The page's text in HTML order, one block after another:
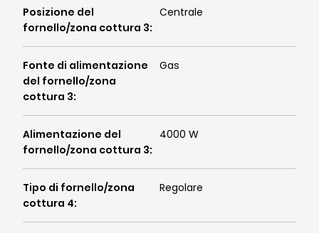
Posizione del
fornello/zona cottura 3:
Centrale
Fonte di alimentazione
del fornello/zona
cottura 3:
Gas
Alimentazione del
fornello/zona cottura 3:
4000 W
Tipo di fornello/zona
cottura 4:
Regolare